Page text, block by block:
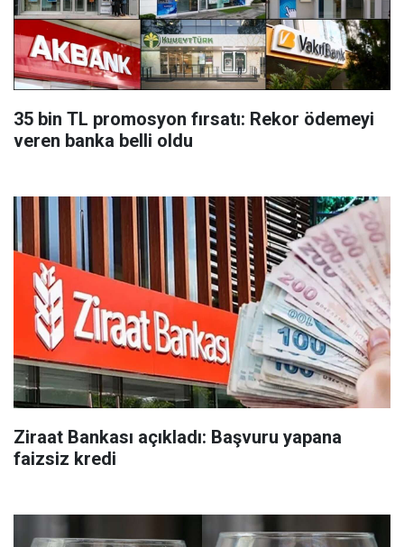
35 bin TL promosyon fırsatı: Rekor ödemeyi
veren banka belli oldu
Ziraat Bankası açıkladı: Başvuru yapana
faizsiz kredi